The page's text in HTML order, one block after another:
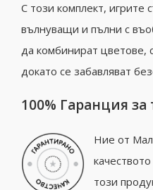
С този комплект, игрите
вълнуващи и пълни с
да комбинират цветове,
докато се забавляват
100% Гаранция за
Ние от
този